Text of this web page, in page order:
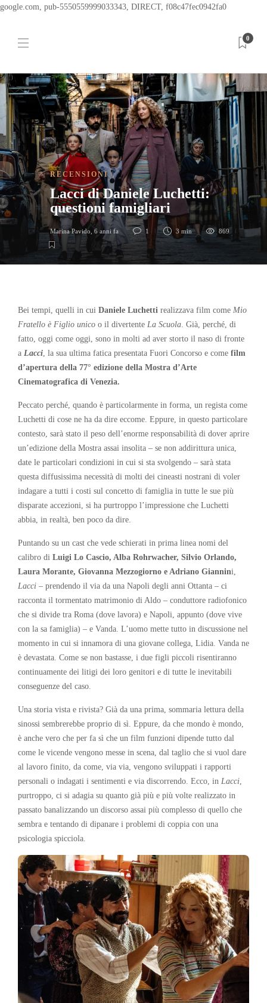
google.com, pub-5550559999033343, DIRECT, f08c47fec0942fa0
0
RECENSIONI
Lacci di Daniele Luchetti:
questioni famigliari
Marina Pavido 6 anni fa 1 3 min 869
Bei tempi, quelli in cui Daniele Luchetti realizzava film come Mio
Fratello è Figlio unico o il divertente La Scuola. Già, perché, di
fatto, oggi come oggi, sono in molti ad aver storto il naso di fronte
a Lacci, la sua ultima fatica presentata Fuori Concorso e come film
d’apertura della 77° edizione della Mostra d’Arte
Cinematografica di Venezia.
Peccato perché, quando è particolarmente in forma, un regista come
Luchetti di cose ne ha da dire eccome. Eppure, in questo particolare
contesto, sarà stato il peso dell’enorme responsabilità di dover aprire
un’edizione della Mostra assai insolita – se non addirittura unica,
date le particolari condizioni in cui si sta svolgendo – sarà stata
questa diffusissima necessità di molti dei cineasti nostrani di voler
indagare a tutti i costi sul concetto di famiglia in tutte le sue più
disparate accezioni, si ha purtroppo l’impressione che Luchetti
abbia, in realtà, ben poco da dire.
Puntando su un cast che vede schierati in prima linea nomi del
calibro di Luigi Lo Cascio, Alba Rohrwacher, Silvio Orlando,
Laura Morante, Giovanna Mezzogiorno e Adriano Giannini,
Lacci – prendendo il via da una Napoli degli anni Ottanta – ci
racconta il tormentato matrimonio di Aldo – conduttore radiofonico
che si divide tra Roma (dove lavora) e Napoli, appunto (dove vive
con la sa famiglia) – e Vanda. L’uomo mette tutto in discussione nel
momento in cui si innamora di una giovane collega, Lidia. Vanda ne
è devastata. Come se non bastasse, i due figli piccoli risentiranno
continuamente dei litigi dei loro genitori e di tutte le inevitabili
conseguenze del caso.
Una storia vista e rivista? Già da una prima, sommaria lettura della
sinossi sembrerebbe proprio di sì. Eppure, da che mondo è mondo,
è anche vero che per fa sì che un film funzioni dipende tutto dal
come le vicende vengono messe in scena, dal taglio che si vuol dare
al lavoro finito, da come, via via, vengono sviluppati i rapporti
personali o indagati i sentimenti e via discorrendo. Ecco, in Lacci,
purtroppo, ci si adagia su quanto già più e più volte realizzato in
passato banalizzando un discorso assai più complesso di quello che
sembra e tentando di dipanare i problemi di coppia con una
psicologia spicciola.